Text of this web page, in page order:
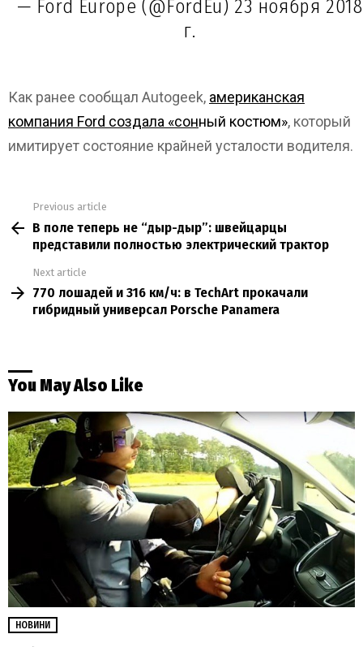
— Ford Europe (@FordEu) 23 ноября 2018
г.
Как ранее сообщал Autogeek, американская
компания Ford создала «сонный костюм», который
имитирует состояние крайней усталости водителя.
more
Previous article
В поле теперь не “дыр-дыр”: швейцарцы
представили полностью электрический трактор
Next article
770 лошадей и 316 км/ч: в TechArt прокачали
гибридный универсал Porsche Panamera
You May Also Like
НОВИНИ